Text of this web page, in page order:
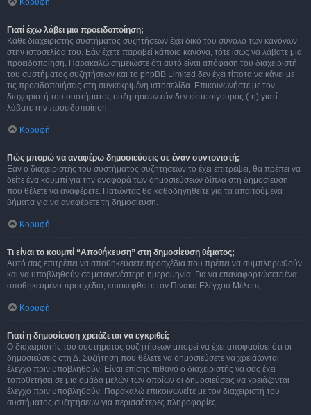
Κορυφή
Γιατί έχω λάβει μια προειδοποίηση;
Κάθε διαχειριστής συστήματος συζητήσεων έχει δικό του σύνολο των κανόνων
στην ιστοσελίδα του. Εάν έχετε παραβεί κάποιο κανόνα, τότε ίσως να λάβατε μια
προειδοποίηση. Παρακαλώ σημειώστε ότι αυτό είναι απόφαση του διαχειριστή
του συστήματος συζητήσεων και το phpBB Limited δεν έχει τίποτα να κάνει με
τις προειδοποιήσεις στη συγκεκριμένη ιστοσελίδα. Επικοινωνήστε με τον
διαχειριστή του συστήματος συζητήσεων εάν δεν είστε σίγουρος (-η) γιατί
λάβατε την προειδοποίηση.
Κορυφή
Πώς μπορώ να αναφέρω δημοσιεύσεις σε έναν συντονιστή;
Εάν ο διαχειριστής του συστήματος συζητήσεων το έχει επιτρέψει, θα πρέπει να
δείτε ένα κουμπί για την αναφορά των δημοσιεύσεων δίπλα στη δημοσίευση
που θέλετε να αναφέρετε. Πατώντας θα καθοδηγηθείτε για τα απαιτούμενα
βήματα για να αναφέρετε τη δημοσίευση.
Κορυφή
Τι είναι το κουμπί “Αποθήκευση” στη δημοσίευση θέματος;
Αυτό σας επιτρέπει να αποθηκεύσετε προσχέδια που πρέπει να συμπληρωθούν
και να υποβληθούν σε μεταγενέστερη ημερομηνία. Για να επαναφορτώσετε ένα
αποθηκευμένο προσχέδιο, επισκεφθείτε τον Πίνακα Ελέγχου Μέλους.
Κορυφή
Γιατί η δημοσίευση χρειάζεται να εγκριθεί;
Ο διαχειριστής του συστήματος συζητήσεων μπορεί να έχει αποφασίσει ότι οι
δημοσιεύσεις στη Δ. Συζήτηση που θέλετε να δημοσιεύσετε να χρειάζονται
έλεγχο πριν υποβληθούν. Είναι επίσης πιθανό ο διαχειριστής να σας έχει
τοποθετήσει σε μια ομάδα μελών των οποίων οι δημοσιεύσεις να χρειάζονται
έλεγχο πριν υποβληθούν. Παρακαλώ επικοινωνείτε με τον διαχειριστή του
συστήματος συζητήσεων για περισσότερες πληροφορίες.